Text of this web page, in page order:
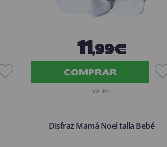
11,99€
COMPRAR
IVA Incl.
Disfraz Mamá Noel talla Bebé